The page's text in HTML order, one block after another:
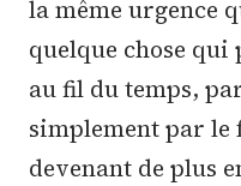
la même urgence
quelque chose
au fil du temps,
simplement par le
devenant de plus